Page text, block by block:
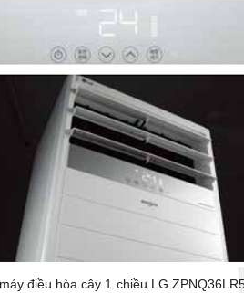
điều hòa cây 1 chiều LG